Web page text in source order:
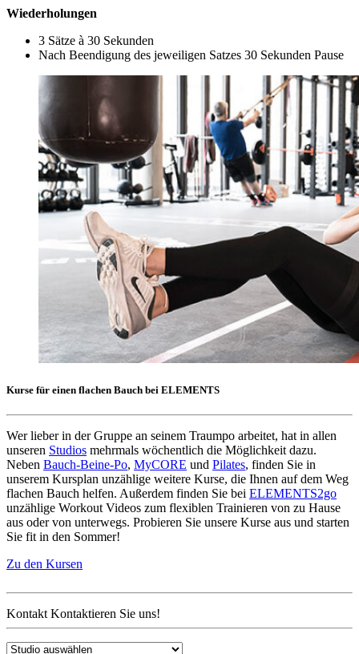
Wiederholungen
3 Sätze à 30 Sekunden
Nach Beendigung des jeweiligen Satzes 30 Sekunden Pause
Kurse für einen flachen Bauch bei ELEMENTS
Wer lieber in der Gruppe an seinem Traumpo arbeitet, hat in allen
unseren Studios mehrmals wöchentlich die Möglichkeit dazu.
Neben Bauch-Beine-Po, MyCORE und Pilates, finden Sie in
unserem Kursplan unzählige weitere Kurse, die Ihnen auf dem Weg
flachen Bauch helfen. Außerdem finden Sie bei ELEMENTS2go
unzählige Workout Videos zum flexiblen Trainieren von zu Hause
aus oder von unterwegs. Probieren Sie unsere Kurse aus und starten
Sie fit in den Sommer!
Zu den Kursen
Kontakt Kontaktieren Sie uns!